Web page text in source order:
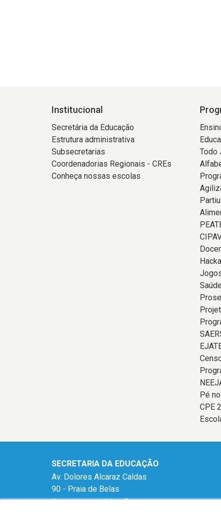
Institucional
Secretária da Educação
Estrutura administrativa
Subsecretarias
Coordenadorias Regionais - CREs
Conheça nossas escolas
Todo
Pé
CPE
SECRETARIA DA EDUCAÇÃO
Av. Dolores Alcaraz Caldas
90 - Praia de Belas
Porto Alegre - RS -
mapa